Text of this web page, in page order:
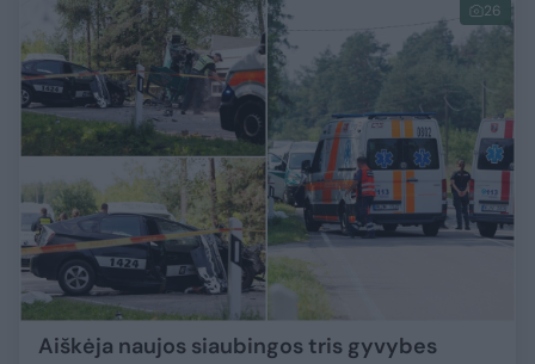
26
Aiškėja naujos siaubingos tris gyvybes